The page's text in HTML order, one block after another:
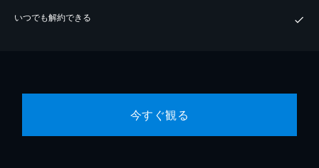
いつでも解約できる
今すぐ観る